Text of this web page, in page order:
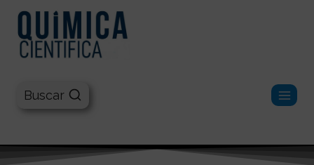
Buscar